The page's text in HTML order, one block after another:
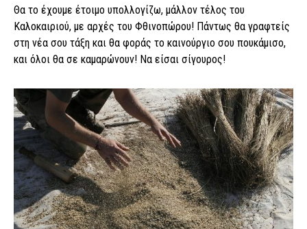
Θα το έχουμε έτοιμο υπολλογίζω, μάλλον τέλος του
Καλοκαιριού, με αρχές του Φθινοπώρου! Πάντως θα γραφτείς
στη νέα σου τάξη και θα φοράς το καινούργιο σου πουκάμισο,
και όλοι θα σε καμαρώνουν! Να είσαι σίγουρος!